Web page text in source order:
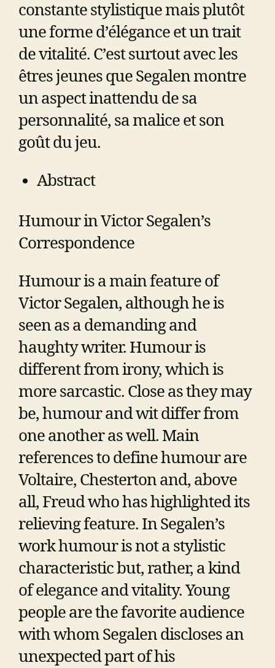
constante stylistique mais plutôt
une forme d’élégance et un trait
de vitalité. C’est surtout avec les
êtres jeunes que Segalen montre
un aspect inattendu de sa
personnalité, sa malice et son
goût du jeu.
Abstract
Humour in Victor Segalen’s
Correspondence
Humour is a main feature of
Victor Segalen, although he is
seen as a demanding and
haughty writer. Humour is
different from irony, which is
more sarcastic. Close as they may
be, humour and wit differ from
one another as well. Main
references to define humour are
Voltaire, Chesterton and, above
all, Freud who has highlighted its
relieving feature. In Segalen’s
work humour is not a stylistic
characteristic but, rather, a kind
of elegance and vitality. Young
people are the favorite audience
with whom Segalen discloses an
unexpected part of his